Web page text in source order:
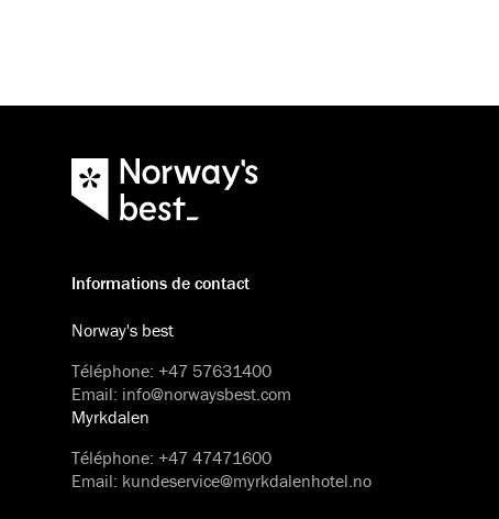
Informations de contact
Norway's best
Téléphone: +47 57631400
Email: info@norwaysbest.com
Myrkdalen
Téléphone: +47 47471600
Email: kundeservice@myrkdalenhotel.no